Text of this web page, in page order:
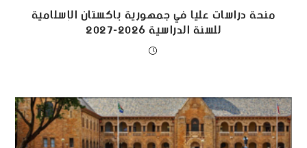
منحة دراسات عليا في جمهورية باكستان الإسلامية
للسنة الدراسية 2026-2027